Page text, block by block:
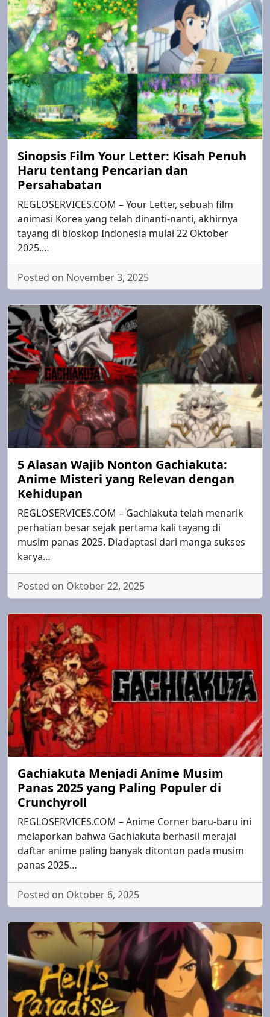
Sinopsis Film Your Letter: Kisah Penuh
Haru tentang Pencarian dan
Persahabatan
REGLOSERVICES.COM – Your Letter, sebuah film
animasi Korea yang telah dinanti-nanti, akhirnya
tayang di bioskop Indonesia mulai 22 Oktober
2025.…
Posted on November 3, 2025
5 Alasan Wajib Nonton Gachiakuta:
Anime Misteri yang Relevan dengan
Kehidupan
REGLOSERVICES.COM – Gachiakuta telah menarik
perhatian besar sejak pertama kali tayang di
musim panas 2025. Diadaptasi dari manga sukses
karya…
Posted on Oktober 22, 2025
Gachiakuta Menjadi Anime Musim
Panas 2025 yang Paling Populer di
Crunchyroll
REGLOSERVICES.COM – Anime Corner baru-baru ini
melaporkan bahwa Gachiakuta berhasil merajai
daftar anime paling banyak ditonton pada musim
panas 2025…
Posted on Oktober 6, 2025